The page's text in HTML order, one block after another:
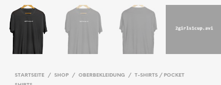
STARTSEITE / SHOP / OBERBEKLEIDUNG /
T-SHIRTS / POCKET